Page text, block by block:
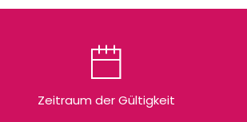
Zeitraum der Gültigkeit